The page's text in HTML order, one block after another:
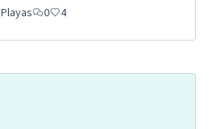
Playas 0 4